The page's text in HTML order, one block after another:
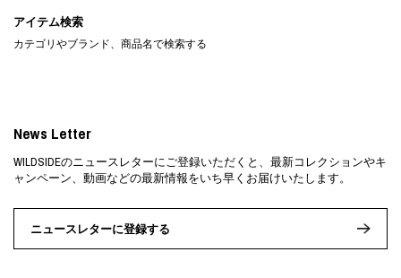
アイテム検索
カテゴリやブランド、商品名で検索する
News Letter
WILDSIDEのニュースレターにご登録いただくと、最新コレクションやキ
ャンペーン、動画などの最新情報をいち早くお届けいたします。
ニュースレターに登録する